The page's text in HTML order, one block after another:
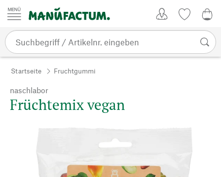
Zum Inhalt springen
Startseite Fruchtgummi
naschlabor
Früchtemix vegan